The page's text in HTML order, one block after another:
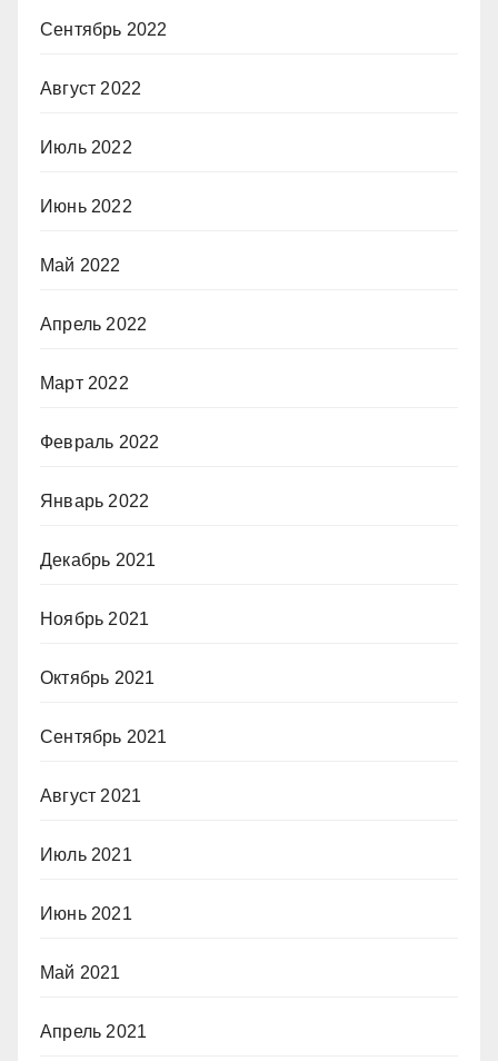
Сентябрь 2022
Август 2022
Июль 2022
Июнь 2022
Май 2022
Апрель 2022
Март 2022
Февраль 2022
Январь 2022
Декабрь 2021
Ноябрь 2021
Октябрь 2021
Сентябрь 2021
Август 2021
Июль 2021
Июнь 2021
Май 2021
Апрель 2021